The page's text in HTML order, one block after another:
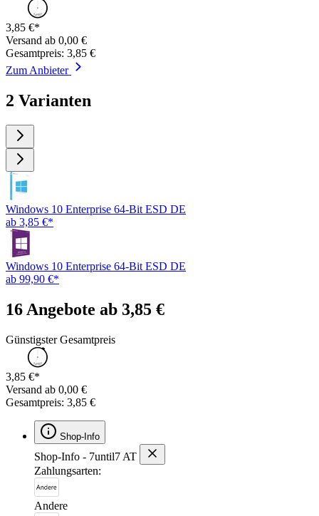
3,85 €*
Versand ab 0,00 €
Gesamtpreis: 3,85 €
Zum Anbieter
2 Varianten
Windows 10 Enterprise 64-Bit ESD DE
ab 3,85 €*
Windows 10 Enterprise 64-Bit ESD DE
ab 99,90 €*
16 Angebote ab 3,85 €
Günstigster Gesamtpreis
3,85 €*
Versand ab 0,00 €
Gesamtpreis: 3,85 €
Shop-Info
Shop-Info - 7until7 AT
Zahlungsarten:
Andere